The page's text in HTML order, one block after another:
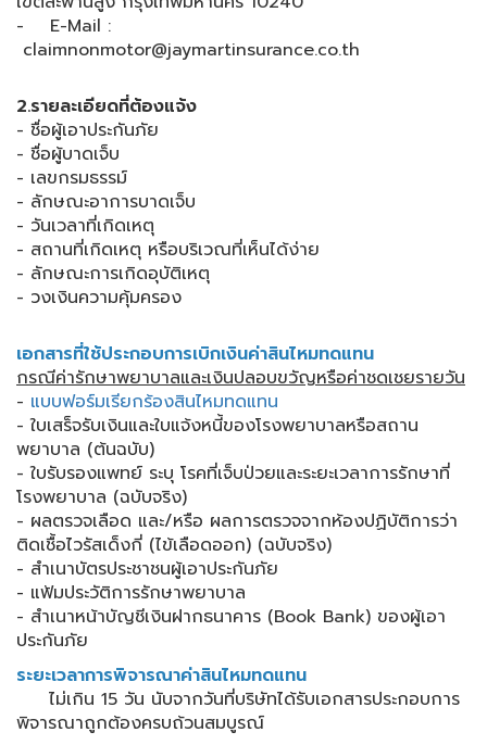
- E-Mail :
claimnonmotor@jaymartinsurance.co.th
2.รายละเอียดที่ต้องแจ้ง
- ชื่อผู้เอาประกันภัย
- ชื่อผู้บาดเจ็บ
- เลขกรมธรรม์
- ลักษณะอาการบาดเจ็บ
- วันเวลาที่เกิดเหตุ
- สถานที่เกิดเหตุ หรือบริเวณที่เห็นได้ง่าย
- ลักษณะการเกิดอุบัติเหตุ
- วงเงินความคุ้มครอง
เอกสารที่ใช้ประกอบการเบิกเงินค่าสินไหมทดแทน
กรณีค่ารักษาพยาบาลและเงินปลอบขวัญหรือค่าชดเชยรายวัน
- แบบฟอร์มเรียกร้องสินไหมทดแทน
- ใบเสร็จรับเงินและใบแจ้งหนี้ของโรงพยาบาลหรือสถาน
พยาบาล (ต้นฉบับ)
- ใบรับรองแพทย์ ระบุ โรคที่เจ็บป่วยและระยะเวลาการรักษาที่
โรงพยาบาล (ฉบับจริง)
- ผลตรวจเลือด และ/หรือ ผลการตรวจจากห้องปฏิบัติการว่า
ติดเชื้อไวรัสเด็งกี่ (ไข้เลือดออก) (ฉบับจริง)
- สำเนาบัตรประชาชนผู้เอาประกันภัย
- แฟ้มประวัติการรักษาพยาบาล
- สำเนาหน้าบัญชีเงินฝากธนาคาร (Book Bank) ของผู้เอา
ประกันภัย
ระยะเวลาการพิจารณาค่าสินไหมทดแทน
ไม่เกิน 15 วัน นับจากวันที่บริษัทได้รับเอกสารประกอบการ
พิจารณาถูกต้องครบถ้วนสมบูรณ์